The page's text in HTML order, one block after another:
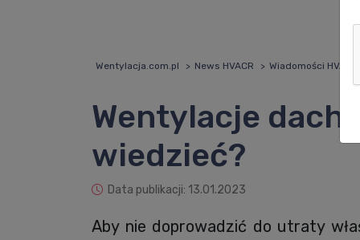
Wentylacja.com.pl News HVACR Wiadomości HVACR
Wentylacje
wiedzieć?
Data publikacji: 13.01.2023
Aby nie doprowadzić do utraty